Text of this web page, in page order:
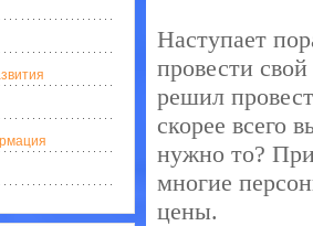
Наступает
провести
решил
скорее всего
нужно то?
многие
цены.